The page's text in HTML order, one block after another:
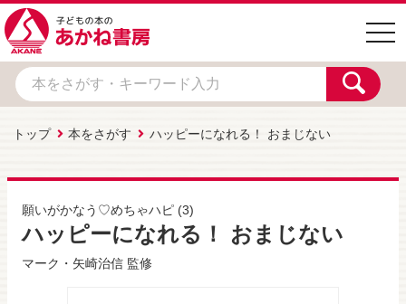
トップ 本をさがす ハッピーになれる！ おまじない
願いがかなう♡めちゃハピ (3)
ハッピーになれる！ おまじない
マーク・矢崎治信 監修